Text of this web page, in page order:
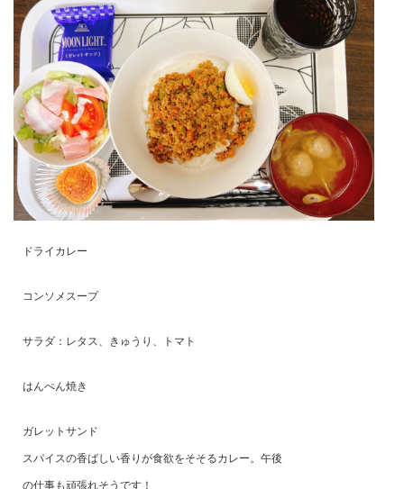
ドライカレー
コンソメスープ
サラダ：レタス、きゅうり、トマト
はんぺん焼き
ガレットサンド
スパイスの香ばしい香りが食欲をそそるカレー。午後
の仕事も頑張れそうです！